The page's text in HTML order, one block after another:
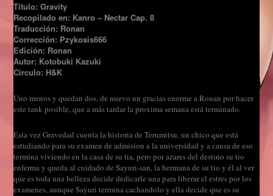
Título: Gravity
Recopilado en: Kanro – Nectar Cap. 8
Traducción: Ronan
Corrección: Pzykosis666
Edición: Ronan
Autor: Kotobuki Kazuki
Circulo: H&K
Uno menos y quedan dos, de nuevo un gracias enorme a Ronan por hacer
este tank posible, que a más tardar la proxima semana está terminado.
Esta vez Gravedad cuenta la historia de Terumitsu, un chico que está
estudiando para su examen de admision a la universidad y a causa de eso
termina viviendo en la casa de su tia, pero por azares del destino su tio
enferma y queda al cuidado de Sayuri-san, la hermana de su tio y él al ver
que es toda una belleza decide dedicarle una para liberar el estres por los
examenes, aunque Sayuri termina cachandolo y ella decide que es su